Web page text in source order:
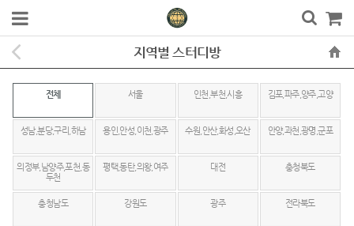
지역별 스터디방
전체 서울 인천,부천,시흥 김포,파주,양주,고양
성남,분당,구리,하남 용인,안성,이천,광주 수원,안산,화성,오산 안양,과천,광명,군포
의정부,남양주,포천,동
두천
평택,동탄,의왕,여주 대전 충청북도
충청남도 강원도 광주 전라북도